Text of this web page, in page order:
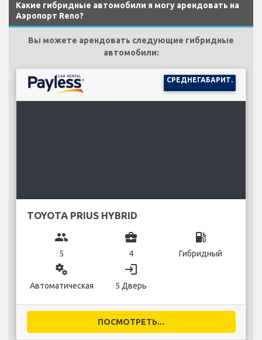
Какие гибридные автомобили я могу арендовать на
Аэропорт Reno?
Вы можете арендовать следующие гибридные
автомобили:
СРЕДНЕГАБАРИТ.
TOYOTA PRIUS HYBRID
group
5
business_center
4
local_gas_station
Гибридный
miscellaneous_services
Автоматическая
login
5 Дверь
ПОСМОТРЕТЬ...